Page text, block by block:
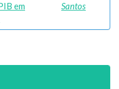
em
Santos